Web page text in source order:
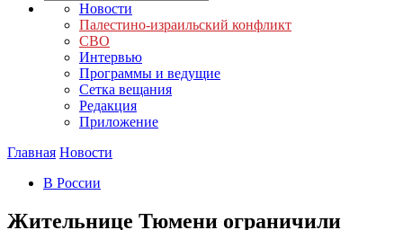
Новости
Палестино-израильский конфликт
СВО
Интервью
Программы и ведущие
Сетка вещания
Редакция
Приложение
Главная Новости
В России
Жительнице Тюмени ограничили